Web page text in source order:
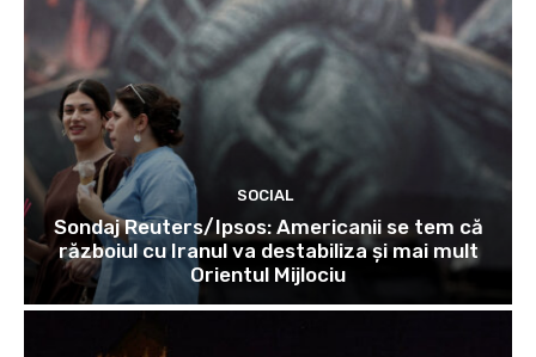
SOCIAL
Sondaj Reuters/Ipsos: Americanii se tem că
războiul cu Iranul va destabiliza și mai mult
Orientul Mijlociu